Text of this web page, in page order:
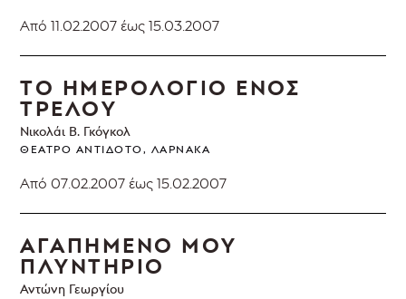
Από 11.02.2007 έως 15.03.2007
ΤΟ ΗΜΕΡΟΛΟΓΙΟ ΕΝΟΣ
ΤΡΕΛΟΥ
Νικολάι Β. Γκόγκολ
ΘΈΑΤΡΟ ΑΝΤΊΔΟΤΟ, ΛΆΡΝΑΚΑ
Από 07.02.2007 έως 15.02.2007
ΑΓΑΠΗΜΕΝΟ ΜΟΥ
ΠΛΥΝΤΗΡΙΟ
Αντώνη Γεωργίου